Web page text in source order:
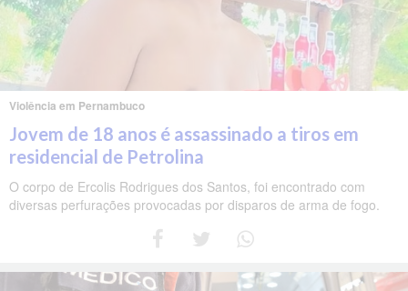
Violência em Pernambuco
Jovem de 18 anos é assassinado a tiros em
residencial de Petrolina
O corpo de Ercolis Rodrigues dos Santos, foi encontrado com
diversas perfurações provocadas por disparos de arma de fogo.